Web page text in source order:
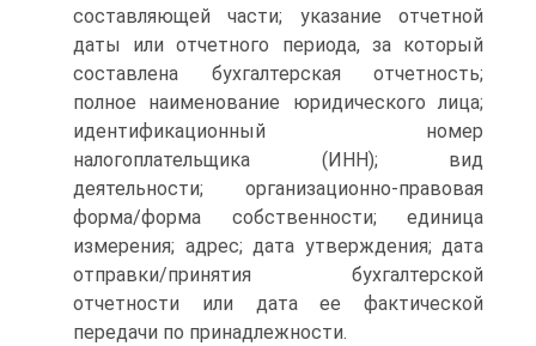
составляющей части; указание отчетной
даты или отчетного периода, за который
составлена бухгалтерская отчетность;
полное наименование юридического лица;
идентификационный номер
налогоплательщика (ИНН); вид
деятельности; организационно‑правовая
форма/форма собственности; единица
измерения; адрес; дата утверждения; дата
отправки/принятия бухгалтерской
отчетности или дата ее фактической
передачи по принадлежности.